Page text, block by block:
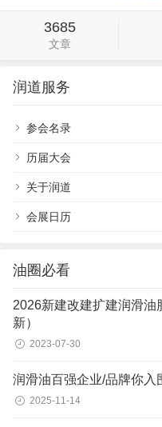
3685
文章
润道服务
参会名录
历届大会
关于润道
会展日历
油圈必看
2026新建改建扩建润滑油
新）
2023-07-30
润滑油百强企业/品牌你入
2025-11-14